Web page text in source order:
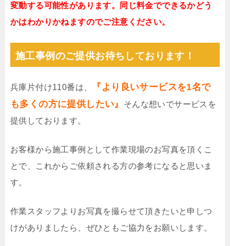
変動する可能性があります。同じ料金でできるかどう
かはわかりかねますのでご注意ください。
施工事例のご提供お待ちしております！
兵庫片付け110番は、
『より良いサービスを1名で
も多くの方に提供したい』
そんな想いでサービスを
提供しております。
お客様から施工事例として作業現場のお写真を頂くこ
とで、これからご依頼される方の参考になると思いま
す。
作業スタッフよりお写真を撮らせて頂きたいと申しつ
けがありましたら、ぜひともご協力をお願いします。